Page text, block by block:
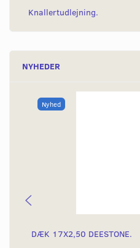
Knallertudlejning.
NYHEDER
Nyhed
DÆK 17X2,50 DEESTONE.